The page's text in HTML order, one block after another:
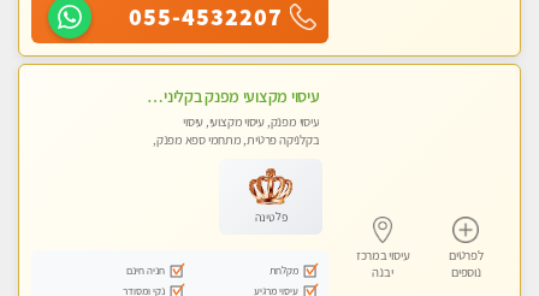
055-4532207
לפרטים
נוספים
עיסוי במרכז
יבנה
עיסוי מקצועי מפנק בקליניקה פרטית שירות vip לרציניים בלבד! מומלץ!! ללא מין
עיסוי מפנק, עיסוי מקצועי, עיסוי
בקלניקה פרטית, מתחמי ספא מפנק,
פלטינה
מקלחת
חניה חינם
עיסוי מרגיע
נקי ומסודר